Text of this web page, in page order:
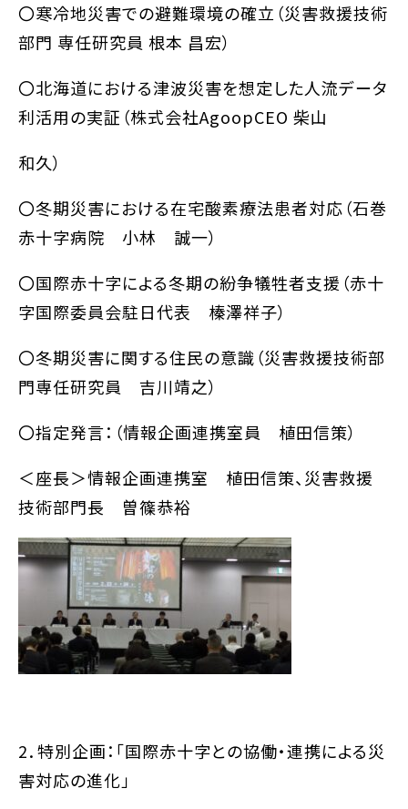
〇寒冷地災害での避難環境の確立（災害救援技術
部門 専任研究員 根本 昌宏）
〇北海道における津波災害を想定した人流データ
利活用の実証（株式会社AgoopCEO 柴山
和久）
〇冬期災害における在宅酸素療法患者対応（石巻
赤十字病院 小林 誠一）
〇国際赤十字による冬期の紛争犠牲者支援（赤十
字国際委員会駐日代表 榛澤祥子）
〇冬期災害に関する住民の意識（災害救援技術部
門専任研究員 吉川靖之）
〇指定発言：（情報企画連携室員 植田信策）
＜座長＞情報企画連携室 植田信策、災害救援
技術部門長 曽篠恭裕
2．特別企画：「国際赤十字との協働・連携による災
害対応の進化」